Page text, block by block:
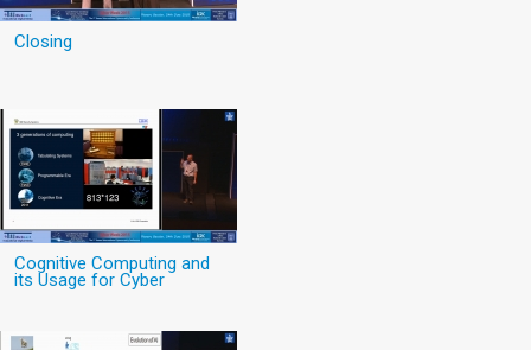
Closing
Cognitive Computing and
its Usage for Cyber